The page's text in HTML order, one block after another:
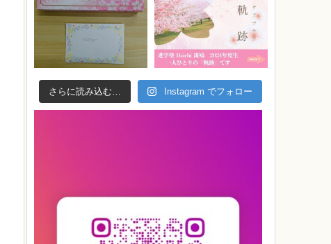
さらに読み込む… Instagram でフォロー